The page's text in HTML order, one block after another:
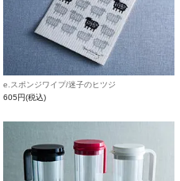
e.スポンジワイプ/迷子のヒツジ
605円(税込)